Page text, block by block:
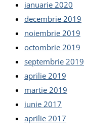
ianuarie 2020
decembrie 2019
noiembrie 2019
octombrie 2019
septembrie 2019
aprilie 2019
martie 2019
iunie 2017
aprilie 2017